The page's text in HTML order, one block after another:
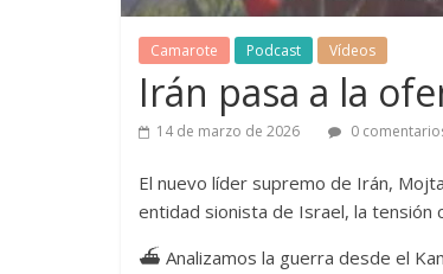
Camarote Podcast Vídeos
Irán pasa a la
14 de marzo de 2026 0
El nuevo líder supremo de Irán,
entidad sionista de Israel, la tensión
⛴ Analizamos la guerra desde el